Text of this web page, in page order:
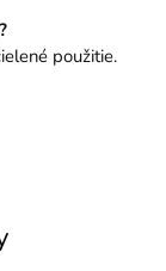
použitie.